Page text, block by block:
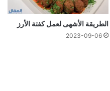
الطريقة الأشهى لعمل كفتة الأرز
2023-09-06